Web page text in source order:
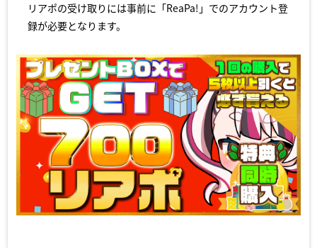
リアポの受け取りには事前に「ReaPa!」でのアカウント登
録が必要となります。